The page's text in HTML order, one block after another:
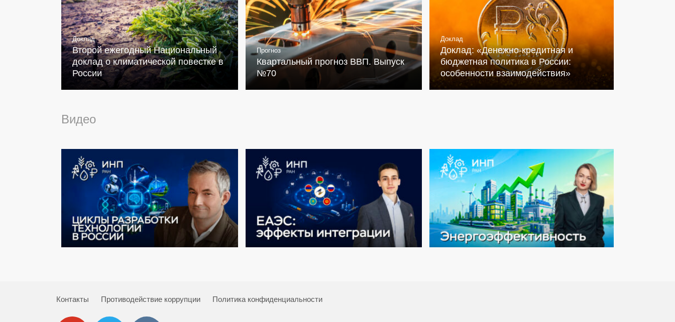
Доклад
Второй ежегодный Национальный
доклад о климатической повестке в
России
Прогноз
Квартальный прогноз ВВП. Выпуск
№70
Доклад
Доклад: «Денежно-кредитная и
бюджетная политика в России:
особенности взаимодействия»
Видео
Контакты Противодействие коррупции Политика конфиденциальности